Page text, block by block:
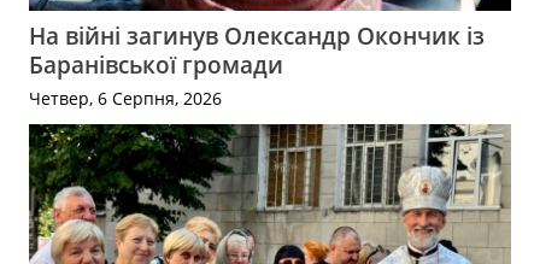
На війні загинув Олександр Окончик із
Баранівської громади
Четвер, 6 Серпня, 2026